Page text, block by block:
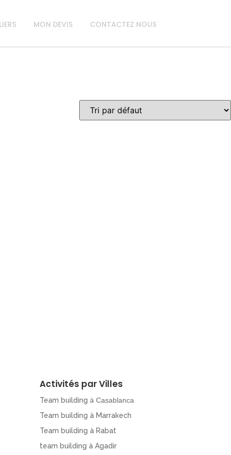
MON DEVIS CONTACTEZ NOUS
Activités par Villes
Team building à Casablanca
Team building à Marrakech
Team building à Rabat
team building à Agadir